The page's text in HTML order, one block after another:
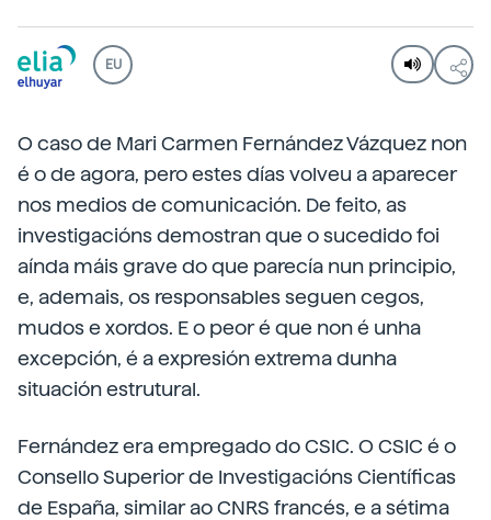
EU
O caso de Mari Carmen Fernández Vázquez non
é o de agora, pero estes días volveu a aparecer
nos medios de comunicación. De feito, as
investigacións demostran que o sucedido foi
aínda máis grave do que parecía nun principio,
e, ademais, os responsables seguen cegos,
mudos e xordos. E o peor é que non é unha
excepción, é a expresión extrema dunha
situación estrutural.
Fernández era empregado do CSIC. O CSIC é o
Consello Superior de Investigacións Científicas
de España, similar ao CNRS francés, e a sétima